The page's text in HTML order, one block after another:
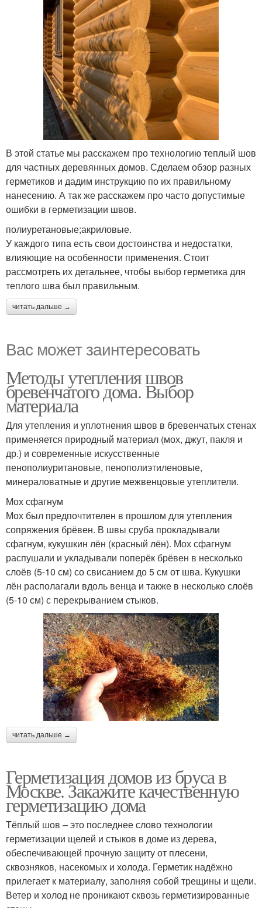
В этой статье мы расскажем про технологию теплый шов
для частных деревянных домов. Сделаем обзор разных
герметиков и дадим инструкцию по их правильному
нанесению. А так же расскажем про часто допустимые
ошибки в герметизации швов.
полиуретановые;акриловые.
У каждого типа есть свои достоинства и недостатки,
влияющие на особенности применения. Стоит
рассмотреть их детальнее, чтобы выбор герметика для
теплого шва был правильным.
читать дальше →
Вас может заинтересовать
Методы утепления швов
бревенчатого дома. Выбор
материала
Для утепления и уплотнения швов в бревенчатых стенах
применяется природный материал (мох, джут, пакля и
др.) и современные искусственные
пенополиуритановые, пенополиэтиленовые,
минераловатные и другие межвенцовые утеплители.
Мох сфагнум
Мох был предпочтителен в прошлом для утепления
сопряжения брёвен. В швы сруба прокладывали
сфагнум, кукушкин лён (красный лён). Мох сфагнум
распушали и укладывали поперёк брёвен в несколько
слоёв (5-10 см) со свисанием до 5 см от шва. Кукушки
лён располагали вдоль венца и также в несколько слоёв
(5-10 см) с перекрыванием стыков.
читать дальше →
Герметизация домов из бруса в
Москве. Закажите качественную
герметизацию дома
Тёплый шов – это последнее слово технологии
герметизации щелей и стыков в доме из дерева,
обеспечивающей прочную защиту от плесени,
сквозняков, насекомых и холода. Герметик надёжно
прилегает к материалу, заполняя собой трещины и щели.
Ветер и холод не проникают сквозь герметизированные